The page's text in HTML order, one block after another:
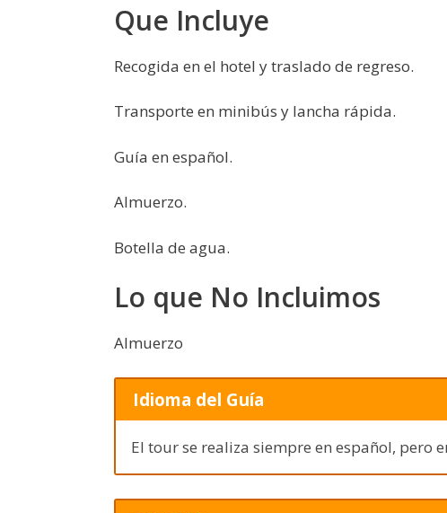
Que Incluye
Recogida en el hotel y traslado de regreso.
Transporte en minibús y lancha rápida.
Guía en español.
Almuerzo.
Botella de agua.
Lo que No Incluimos
Almuerzo
Idioma del Guía
El tour se realiza siempre en español, pero